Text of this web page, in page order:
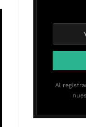
Al